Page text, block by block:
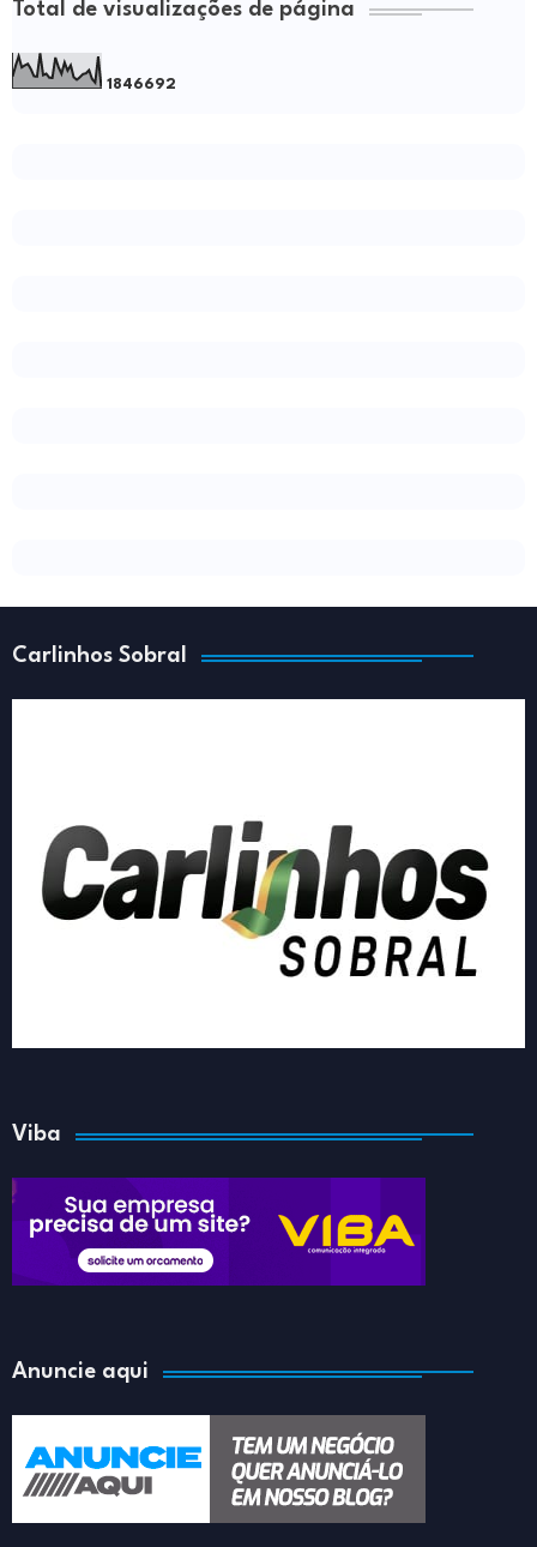
Total de visualizações de página
1 846692
Carlinhos Sobral
Viba
Anuncie aqui